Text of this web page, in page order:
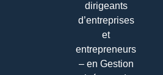
dirigeants
d’entreprises
et
entrepreneurs
– en Gestion